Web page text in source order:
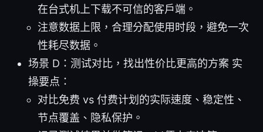
在台式机上下载不可信的客户端。
注意数据上限，合理分配使用时段，避免一次
性耗尽数据。
场景 D：测试对比，找出性价比更高的方案 实
操要点：
对比免费 vs 付费计划的实际速度、稳定性、
节点覆盖、隐私保护。